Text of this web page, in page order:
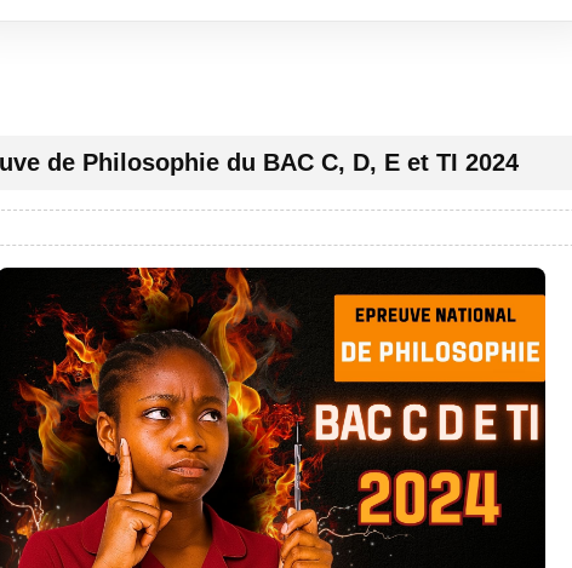
de Philosophie du BAC C, D, E et TI 2024